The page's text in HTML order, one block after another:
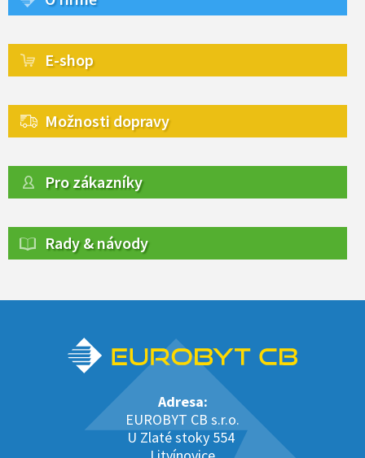
E-shop
Možnosti dopravy
Pro zákazníky
Rady & návody
Adresa:
EUROBYT CB s.r.o.
U Zlaté stoky 554